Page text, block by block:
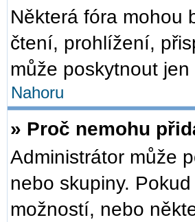
Některá fóra mohou
čtení, prohlížení,
může poskytnout
Nahoru
» Proč nemohu
Administrátor může
nebo skupiny.
možností, nebo